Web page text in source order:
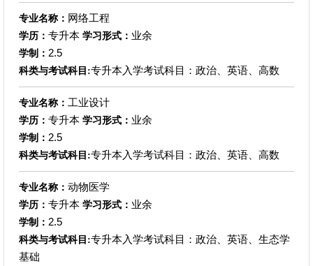
专业名称： 网络工程
学历： 专升本 学习形式： 业余
学制： 2.5
科类与考试科目:专升本入学考试科目：政治、英语、高数
专业名称： 工业设计
学历： 专升本 学习形式： 业余
学制： 2.5
科类与考试科目:专升本入学考试科目：政治、英语、高数
专业名称： 动物医学
学历： 专升本 学习形式： 业余
学制： 2.5
科类与考试科目:专升本入学考试科目：政治、英语、生态学
基础